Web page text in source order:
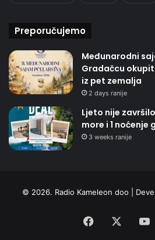
Preporučujemo
Međunarodni
Gradačcu
iz pet zemalja
2 days ranije
Ljeto nije
more i 1 noćenje
3 weeks ranije
© 2026. Radio Kameleon doo |
Facebook